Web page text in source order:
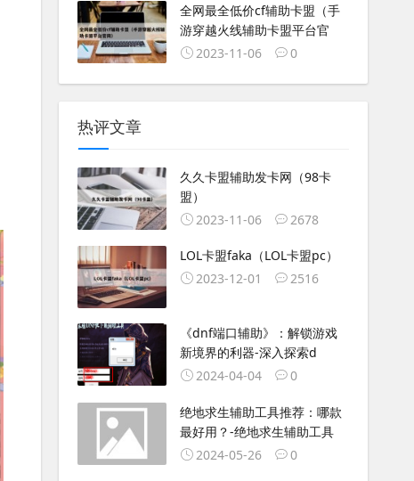
全网最全低价cf辅助卡盟（手
游穿越火线辅助卡盟平台官
2023-11-06
0
热评文章
久久卡盟辅助发卡网（98卡
盟）
2023-11-06
2678
LOL卡盟faka（LOL卡盟pc）
2023-12-01
2516
《dnf端口辅助》：解锁游戏
新境界的利器-深入探索d
2024-04-04
0
绝地求生辅助工具推荐：哪款
最好用？-绝地求生辅助工具
2024-05-26
0